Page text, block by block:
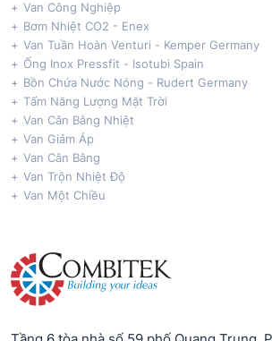
Van Công Nghiệp
Bơm Nhiệt CO2 - Enex
Van Tuần Hoàn Venturi - Kemper Germany
Ống Inox Pressfit - Isotubi Spain
Bồn Chứa Nước Nóng - Rudert Germany
Tấm Năng Lượng Mặt Trời
Van Cân Bằng Nhiệt
Van Giảm Áp
Van Cân Bằng
Van Trộn Nhiệt Độ
Van Một Chiều